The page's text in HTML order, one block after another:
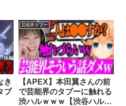
き
ブ
芸能界タブー
【APEX】本田翼さんの前
で芸能界のタブーに触れる
渋ハルｗｗｗ【渋谷ハル/